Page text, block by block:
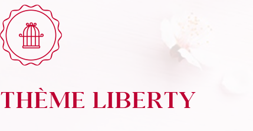
THÈME LIBERTY